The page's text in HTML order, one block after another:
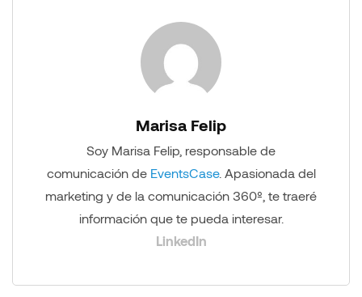
Marisa Felip
Soy Marisa Felip, responsable de
comunicación de EventsCase. Apasionada del
marketing y de la comunicación 360º, te traeré
información que te pueda interesar.
LinkedIn